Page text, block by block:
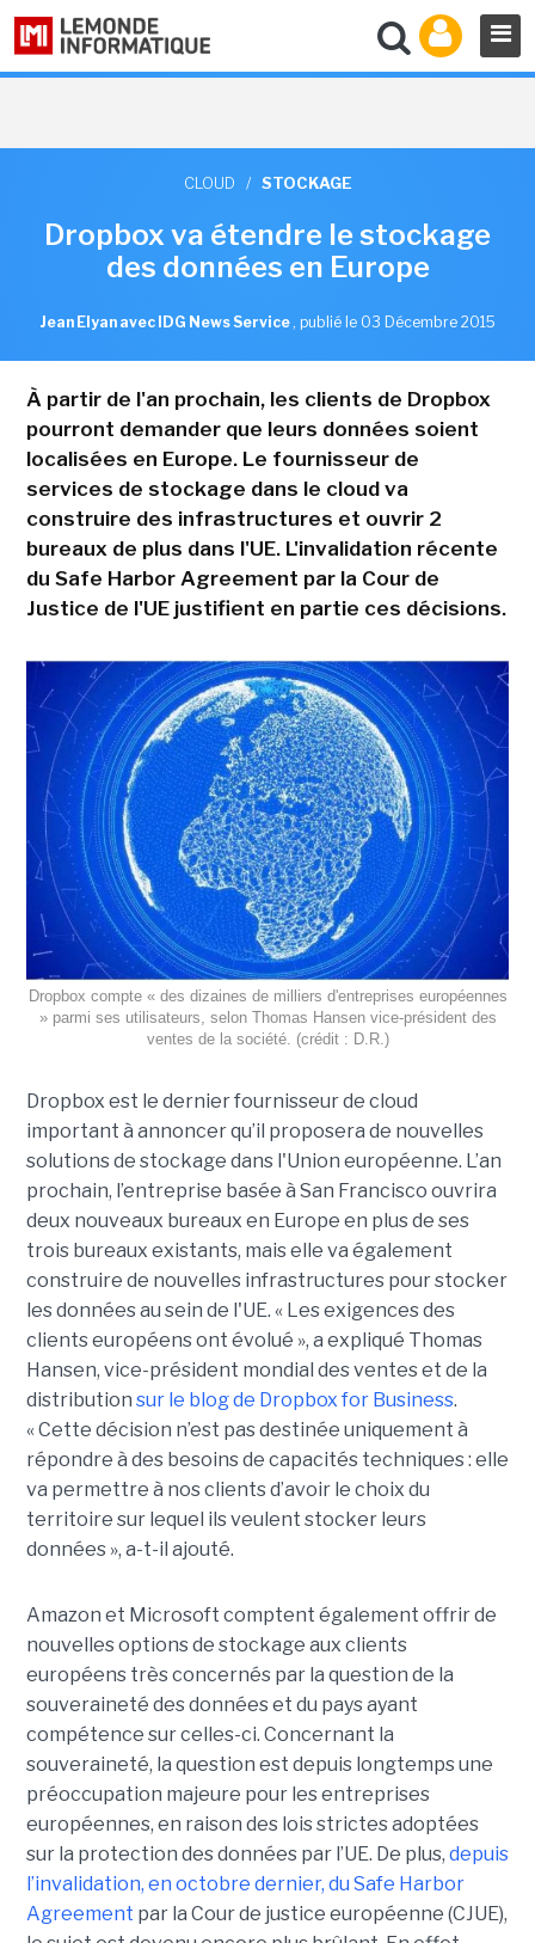
CLOUD / STOCKAGE
Dropbox va étendre le stockage
des données en Europe
Jean Elyan avec IDG News Service , publié le 03 Décembre 2015
À partir de l'an prochain, les clients de Dropbox
pourront demander que leurs données soient
localisées en Europe. Le fournisseur de
services de stockage dans le cloud va
construire des infrastructures et ouvrir 2
bureaux de plus dans l'UE. L'invalidation récente
du Safe Harbor Agreement par la Cour de
Justice de l'UE justifient en partie ces décisions.
Dropbox compte « des dizaines de milliers d'entreprises européennes
» parmi ses utilisateurs, selon Thomas Hansen vice-président des
ventes de la société. (crédit : D.R.)
Dropbox est le dernier fournisseur de cloud
important à annoncer qu’il proposera de nouvelles
solutions de stockage dans l'Union européenne. L’an
prochain, l’entreprise basée à San Francisco ouvrira
deux nouveaux bureaux en Europe en plus de ses
trois bureaux existants, mais elle va également
construire de nouvelles infrastructures pour stocker
les données au sein de l'UE. « Les exigences des
clients européens ont évolué », a expliqué Thomas
Hansen, vice-président mondial des ventes et de la
distribution sur le blog de Dropbox for Business.
« Cette décision n’est pas destinée uniquement à
répondre à des besoins de capacités techniques : elle
va permettre à nos clients d’avoir le choix du
territoire sur lequel ils veulent stocker leurs
données », a-t-il ajouté.
Amazon et Microsoft comptent également offrir de
nouvelles options de stockage aux clients
européens très concernés par la question de la
souveraineté des données et du pays ayant
compétence sur celles-ci. Concernant la
souveraineté, la question est depuis longtemps une
préoccupation majeure pour les entreprises
européennes, en raison des lois strictes adoptées
sur la protection des données par l’UE. De plus, depuis
l’invalidation, en octobre dernier, du Safe Harbor
Agreement par la Cour de justice européenne (CJUE),